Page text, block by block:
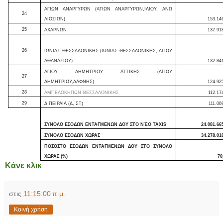
24
ΑΓΙΩΝ ΑΝΑΡΓΥΡΩΝ (ΑΓΙΩΝ ΑΝΑΡΓΥΡΩΝ,ΙΛΙΟΥ, ΑΝΩ
ΛΙΟΣΙΩΝ)
25 ΑΧΑΡΝΩΝ
26
ΙΩΝΙΑΣ ΘΕΣΣΑΛΟΝΙΚΗΣ (ΙΩΝΙΑΣ ΘΕΣΣΑΛΟΝΙΚΗΣ, ΑΓΙΟΥ
ΑΘΑΝΑΣΙΟΥ)
27
ΑΓΙΟΥ ΔΗΜΗΤΡΙΟΥ ΑΤΤΙΚΗΣ (ΑΓΙΟΥ
ΔΗΜΗΤΡΙΟΥ,ΔΑΦΝΗΣ)
28 ΑΜΠΕΛΟΚΗΠΩΝ ΘΕΣΣΑΛΟΝΙΚΗΣ
29 Δ ΠΕΙΡΑΙΑ (Δ, ΣΤ)
ΣΥΝΟΛΟ ΕΣΟΔΩΝ ΕΝΤΑΓΜΕΝΩΝ ΔΟΥ ΣΤΟ ΝΈΟ TAXIS
ΣΥΝΟΛΟ ΕΣΟΔΩΝ ΧΩΡΑΣ
ΠΟΣΟΣΤΟ ΕΣΟΔΩΝ ΕΝΤΑΓΜΕΝΩΝ ΔΟΥ ΣΤΟ ΣΥΝΟΛΟ
ΧΩΡΑΣ (%)
Κάνε κλικ
στις 11:15:00 π.μ.
Κοινή χρήση